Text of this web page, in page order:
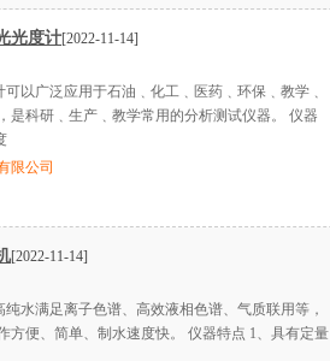
光度计[2022-11-14]
可以广泛应用于石油﹑化工﹑医药﹑环保﹑教学﹑
是科研﹑生产﹑教学常用的分析测试仪器。 仪器
限公司
[2022-11-14]
纯水满足离子色谱、高效液相色谱、气质联用等，
方便、简单、制水速度快。 仪器特点 1、具有定量